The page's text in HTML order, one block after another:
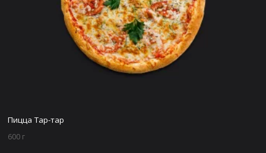
Пицца Тар-тар
600 г